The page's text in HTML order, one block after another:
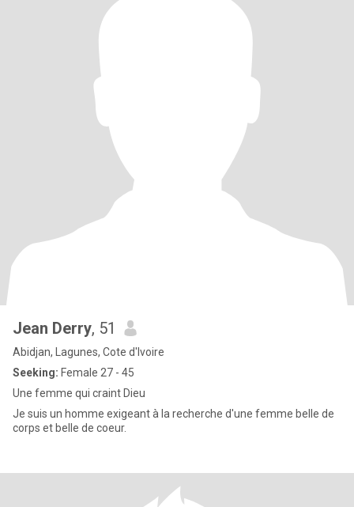
Jean Derry, 51
Abidjan, Lagunes, Cote d'Ivoire
Seeking: Female 27 - 45
Une femme qui craint Dieu
Je suis un homme exigeant à la recherche d'une femme belle de
corps et belle de coeur.